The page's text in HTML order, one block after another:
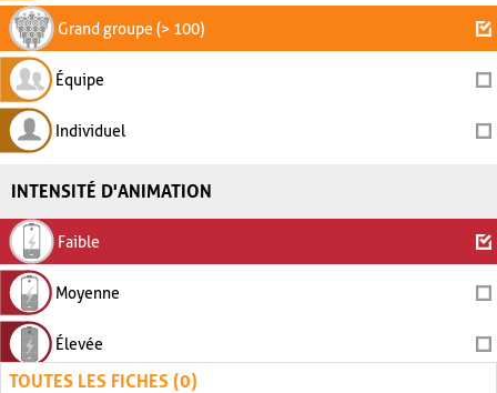
Grand groupe (> 100)
Équipe
Individuel
INTENSITÉ D'ANIMATION
Faible
Moyenne
Élevée
TOUTES LES FICHES (0)